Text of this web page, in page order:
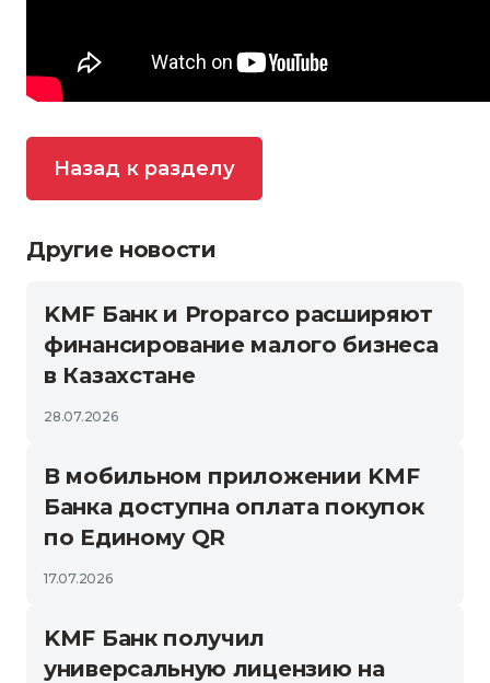
Назад к разделу
Другие новости
KMF Банк и Proparco расширяют
финансирование малого бизнеса
в Казахстане
28.07.2026
В мобильном приложении KMF
Банка доступна оплата покупок
по Единому QR
17.07.2026
KMF Банк получил
универсальную лицензию на